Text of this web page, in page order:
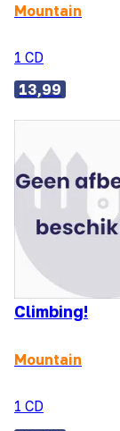
Mountain
1 CD
13,99
Climbing!
Mountain
1 CD